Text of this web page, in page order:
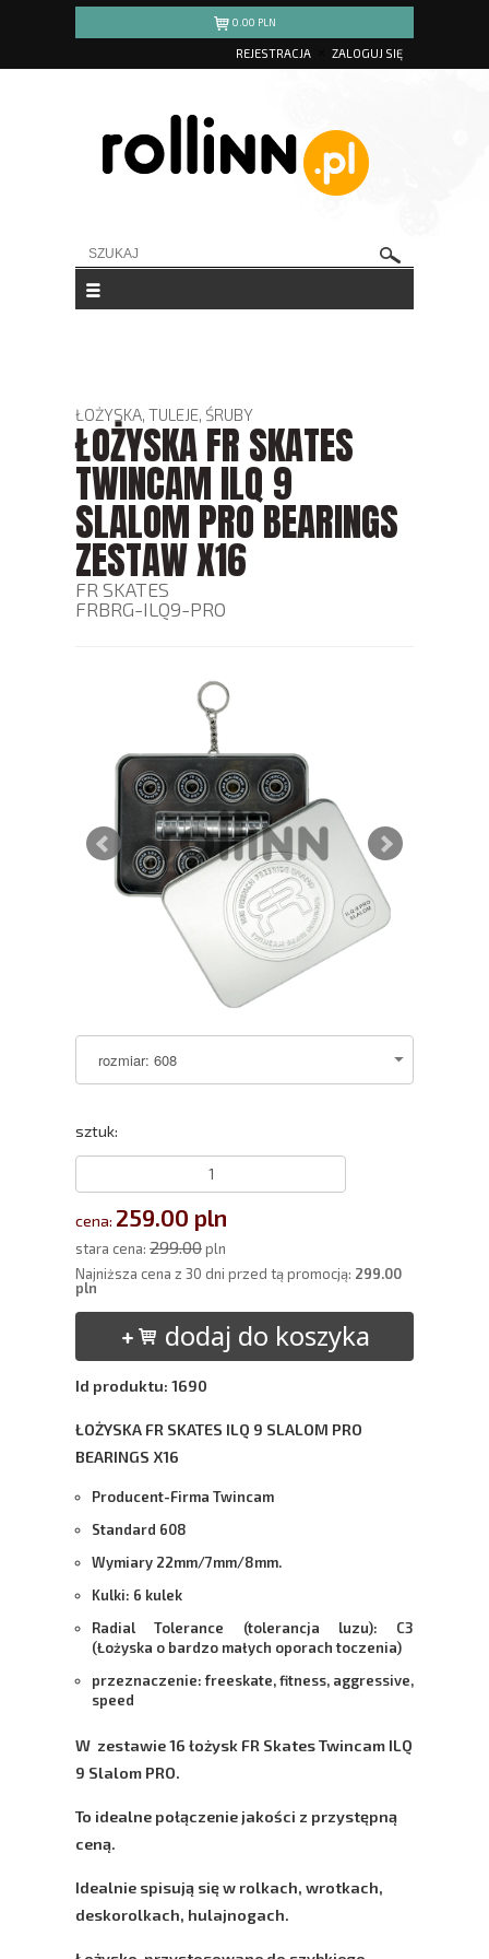
0.00 PLN
REJESTRACJA ZALOGUJ SIĘ
ŁOŻYSKA, TULEJE, ŚRUBY
ŁOŻYSKA FR SKATES
TWINCAM ILQ 9
SLALOM PRO BEARINGS
ZESTAW X16
FR SKATES
FRBRG-ILQ9-PRO
sztuk:
cena: 259.00 pln
stara cena: 299.00pln
Najniższa cena z 30 dni przed tą promocją: 299.00
pln
dodaj do koszyka
Id produktu: 1690
ŁOŻYSKA FR SKATES ILQ 9 SLALOM PRO
BEARINGS X16
Producent-Firma Twincam
Standard 608
Wymiary 22mm/7mm/8mm.
Kulki: 6 kulek
Radial Tolerance (tolerancja luzu): C3
(Łożyska o bardzo małych oporach toczenia)
przeznaczenie: freeskate, fitness, aggressive,
speed
W zestawie 16 łożysk FR Skates Twincam ILQ
9 Slalom PRO.
To idealne połączenie jakości z przystępną
ceną.
Idealnie spisują się w rolkach, wrotkach,
deskorolkach, hulajnogach.